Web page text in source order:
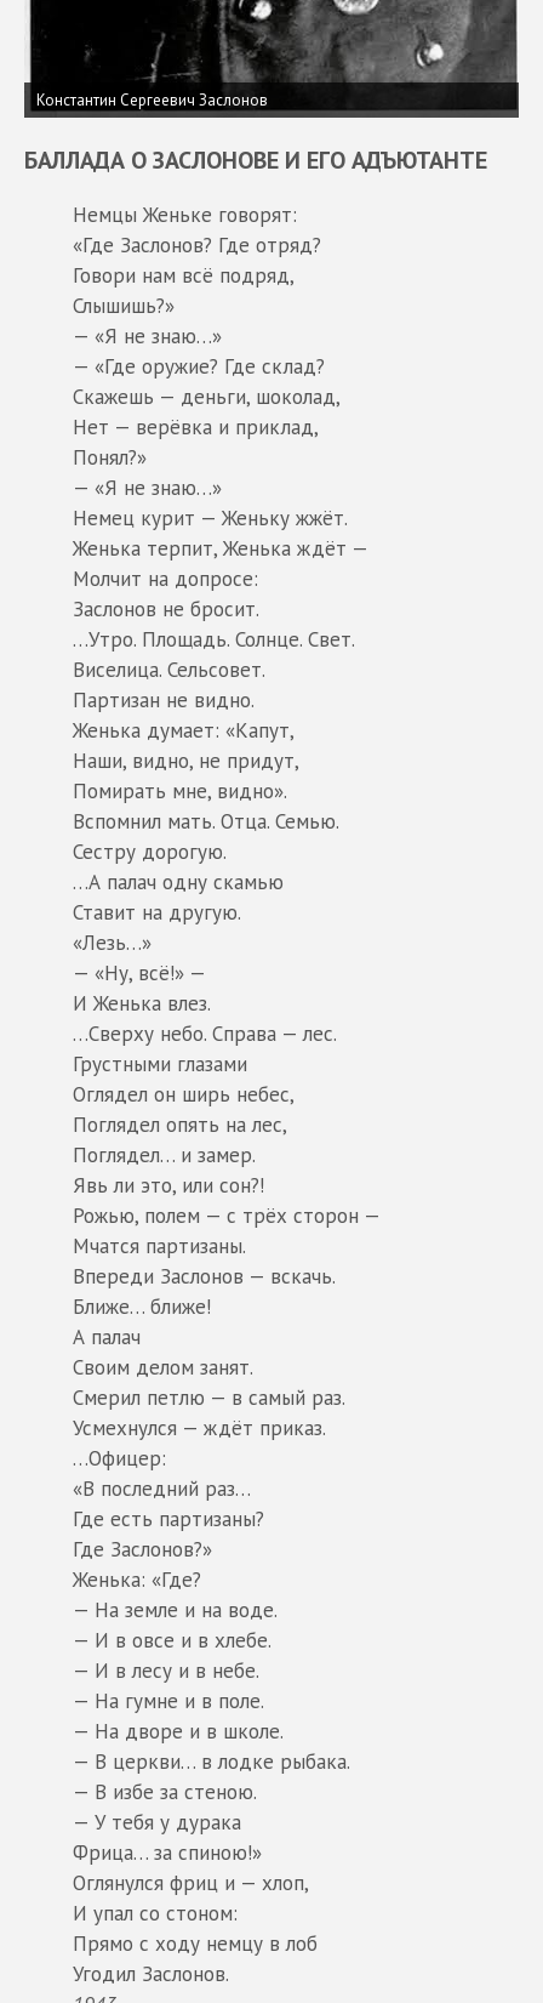
Константин Сергеевич Заслонов
БАЛЛАДА О ЗАСЛОНОВЕ И ЕГО АДЪЮТАНТЕ
Немцы Женьке говорят:
«Где Заслонов? Где отряд?
Говори нам всё подряд,
Слышишь?»
— «Я не знаю…»
— «Где оружие? Где склад?
Скажешь — деньги, шоколад,
Нет — верёвка и приклад,
Понял?»
— «Я не знаю…»
Немец курит — Женьку жжёт.
Женька терпит, Женька ждёт —
Молчит на допросе:
Заслонов не бросит.
…Утро. Площадь. Солнце. Свет.
Виселица. Сельсовет.
Партизан не видно.
Женька думает: «Капут,
Наши, видно, не придут,
Помирать мне, видно».
Вспомнил мать. Отца. Семью.
Сестру дорогую.
…А палач одну скамью
Ставит на другую.
«Лезь…»
— «Ну, всё!» —
И Женька влез.
…Сверху небо. Справа — лес.
Грустными глазами
Оглядел он ширь небес,
Поглядел опять на лес,
Поглядел… и замер.
Явь ли это, или сон?!
Рожью, полем — с трёх сторон —
Мчатся партизаны.
Впереди Заслонов — вскачь.
Ближе… ближе!
А палач
Своим делом занят.
Смерил петлю — в самый раз.
Усмехнулся — ждёт приказ.
…Офицер:
«В последний раз…
Где есть партизаны?
Где Заслонов?»
Женька: «Где?
— На земле и на воде.
— И в овсе и в хлебе.
— И в лесу и в небе.
— На гумне и в поле.
— На дворе и в школе.
— В церкви… в лодке рыбака.
— В избе за стеною.
— У тебя у дурака
Фрица… за спиною!»
Оглянулся фриц и — хлоп,
И упал со стоном:
Прямо с ходу немцу в лоб
Угодил Заслонов.